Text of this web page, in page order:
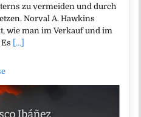
zu vermeiden und durch
Norval A. Hawkins
wie man im Verkauf und im
[...]